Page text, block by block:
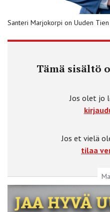
Santeri Marjokorpi on Uuden
Tämä sisältö
Jos olet jo
Jos et vielä
tilaa